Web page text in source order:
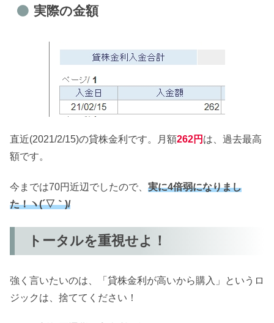
実際の金額
直近(2021/2/15)の貸株金利です。月額262円 は、過去最高
額です。
今までは70円近辺でしたので、 実に4倍弱になりまし
た！ヽ(´▽｀)/
トータルを重視せよ！
強く言いたいのは、「貸株金利が高いから購入」というロ
ジックは、捨ててください！